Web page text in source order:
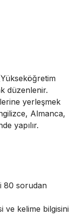
düzenlenir.
yerleşmek
Almanca,
yapılır.
80 sorudan
ve kelime bilgisini